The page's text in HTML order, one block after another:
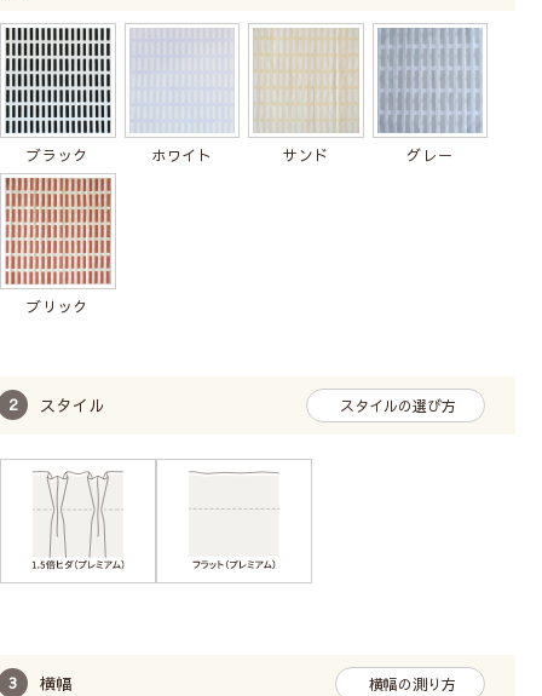
ブラック ホワイト サンド グレー
ブリック
スタイル スタイルの選び方
横幅 横幅の測り方